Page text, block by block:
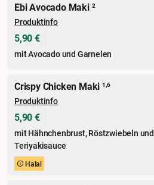
Ebi Avocado Maki 2
Produktinfo
5,90 €
mit Avocado und Garnelen
Crispy Chicken Maki 1,6
Produktinfo
5,90 €
mit Hähnchenbrust, Röstzwiebeln und
Teriyakisauce
Halal